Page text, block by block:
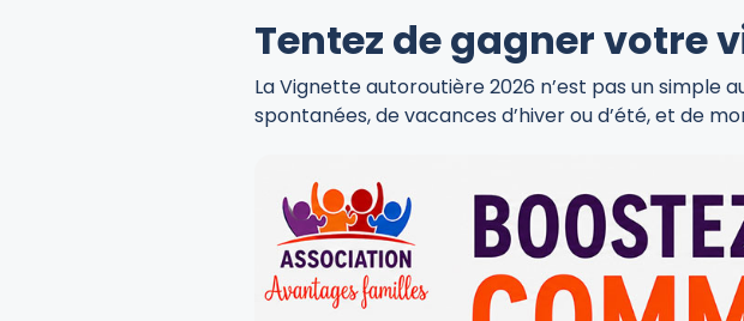
Tentez de gagner votre
La Vignette autoroutière 2026 n’est pas un simple
spontanées, de vacances d’hiver ou d’été, et de